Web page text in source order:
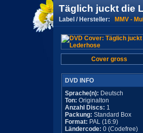
Täglich juckt die
Label / Hersteller: MMV -
Cover gross
DVD INFO
Sprache(n): Deutsch
Ton: Originalton
Anzahl Discs: 1
Packung: Standard Box
Format: PAL (16:9)
Ländercode: 0 (Codefree)